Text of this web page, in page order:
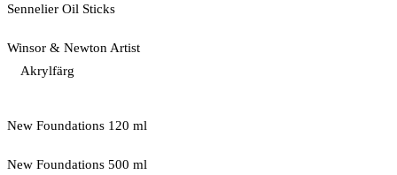
Sennelier Oil Sticks
Winsor & Newton Artist
Akrylfärg
New Foundations 120 ml
New Foundations 500 ml